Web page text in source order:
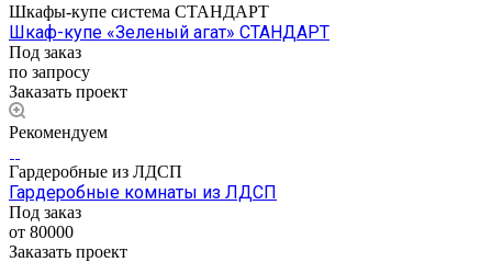
Шкафы-купе система СТАНДАРТ
Шкаф-купе «Зеленый агат» СТАНДАРТ
Под заказ
по запросу
Заказать проект
Рекомендуем
Гардеробные из ЛДСП
Гардеробные комнаты из ЛДСП
Под заказ
от 80000
Заказать проект